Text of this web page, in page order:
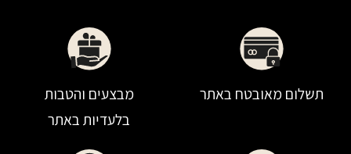
תשלום מאובטח באתר
מבצעים והטבות
בלעדיות באתר